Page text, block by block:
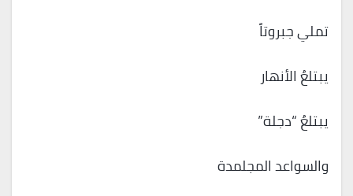
تملي جبروتاً
يبتلعُ الأنهار
يبتلعُ “دجلة”
والسواعد المجلمدة